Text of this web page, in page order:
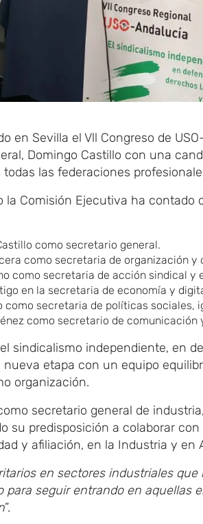
en Sevilla el Vll Congreso de
Domingo Castillo con una
todas las federaciones
la Comisión Ejecutiva ha contado
como secretario general.
como secretaria de organización
como secretaria de acción sindical y
en la secretaria de economía y
como secretaria de políticas sociales,
como secretario de comunicación
sindicalismo independiente, en
etapa con un equipo
organización.
secretario general de
su predisposición a colaborar
y afiliación, en la Industria y en
en sectores industriales
para seguir entrando en aquellas
”.